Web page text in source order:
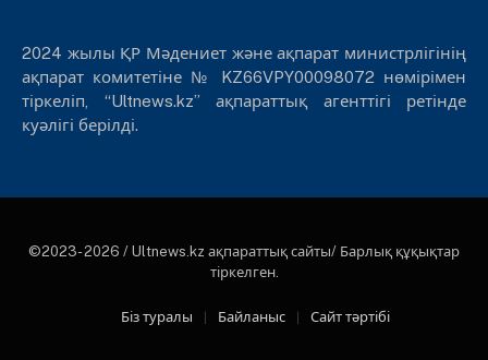
2024 жылы ҚР Мәдениет және ақпарат министрлігінің
ақпарат комитетіне № KZ66VPY00098072 нөмірімен
тіркеліп, “Ultnews.kz” ақпараттық агенттігі ретінде
куәлігі берілді.
©2023- 2026 / Ultnews.kz ақпараттық сайты/ Барлық құқықтар
тіркелген.
Біз туралы Байланыс Сайт тәртібі